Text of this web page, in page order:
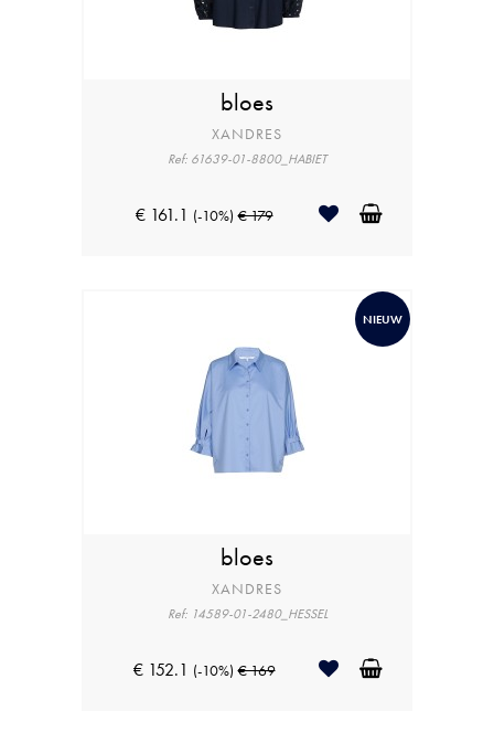
bloes
XANDRES
Ref: 61639-01-8800_HABIET
€ 161.1 (-10%) € 179
NIEUW
bloes
XANDRES
Ref: 14589-01-2480_HESSEL
€ 152.1 (-10%) € 169